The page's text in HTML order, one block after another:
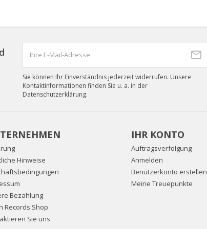
Sie können Ihr Einverständnis jederzeit widerrufen. Unsere
Kontaktinformationen finden Sie u. a. in der
Datenschutzerklärung.
Hinweise
Bezahlung
Records Shop
Sie uns
IHR KONTO
Auftragsverfolgung
Anmelden
Benutzerkonto erstellen
Meine Treuepunkte